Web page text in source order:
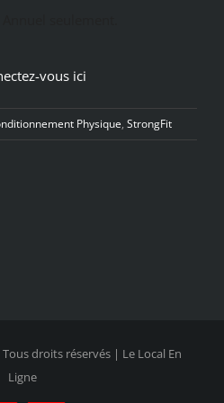
vous ici
Physique, StrongFit
droits réservés | Le Local En
Ligne